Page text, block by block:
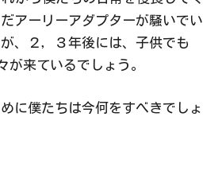
アーリーアダプターが騒いでい
、２，３年後には、子供でも
が来ているでしょう。
に僕たちは今何をすべきでしょ